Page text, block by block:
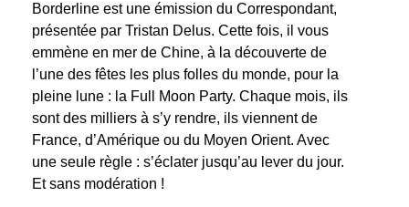
Borderline est une émission du Correspondant,
présentée par Tristan Delus. Cette fois, il vous
emmène en mer de Chine, à la découverte de
l’une des fêtes les plus folles du monde, pour la
pleine lune : la Full Moon Party. Chaque mois, ils
sont des milliers à s’y rendre, ils viennent de
France, d’Amérique ou du Moyen Orient. Avec
une seule règle : s’éclater jusqu’au lever du jour.
Et sans modération !